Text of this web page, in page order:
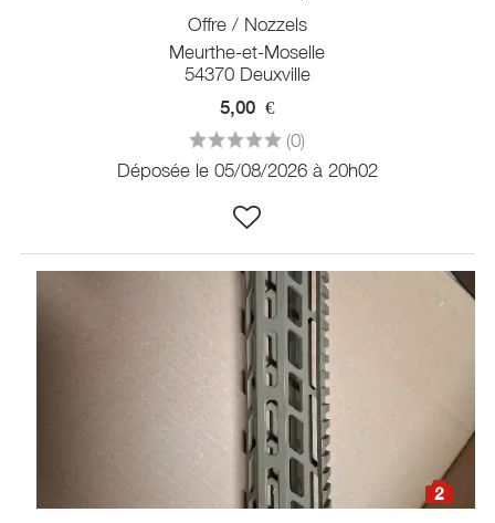
Offre / Nozzels
Meurthe-et-Moselle
54370 Deuxville
5,00 €
(0)
Déposée le 05/08/2026 à 20h02
2